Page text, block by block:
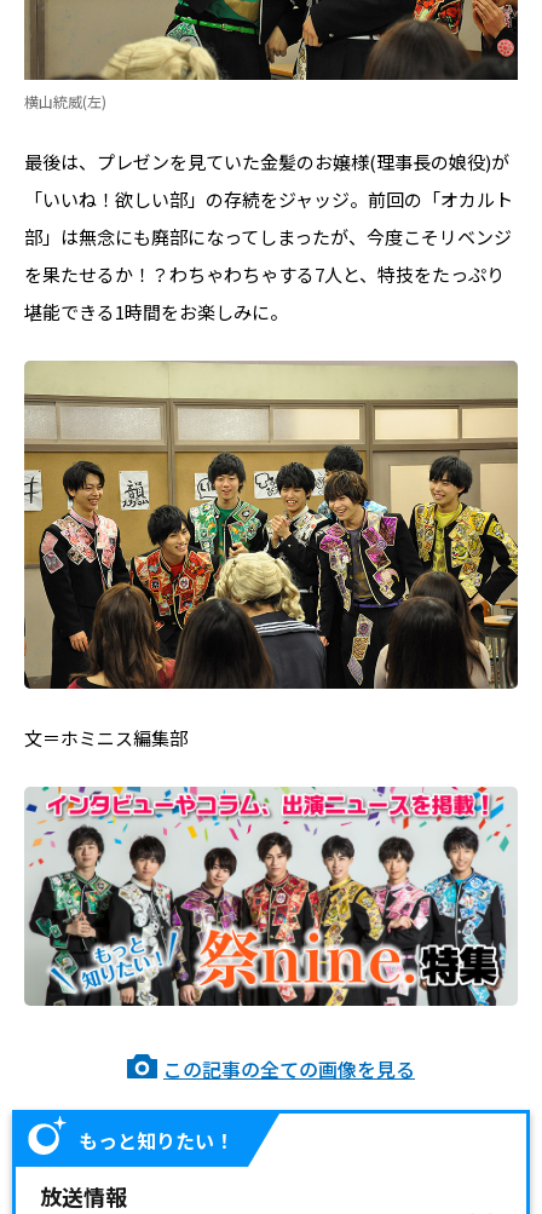
横山統威(左)
最後は、プレゼンを見ていた金髪のお嬢様(理事長の娘役)が
「いいね！欲しい部」の存続をジャッジ。前回の「オカルト
部」は無念にも廃部になってしまったが、今度こそリベンジ
を果たせるか！？わちゃわちゃする7人と、特技をたっぷり
堪能できる1時間をお楽しみに。
文＝ホミニス編集部
この記事の全ての画像を見る
もっと知りたい！
放送情報